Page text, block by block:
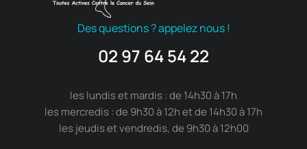
Des questions ? appelez nous !
02 97 64 54 22
les lundis et mardis : de 14h30 à 17h
les mercredis : de 9h30 à 12h et de 14h30 à 17h
les jeudis et vendredis, de 9h30 à 12h00